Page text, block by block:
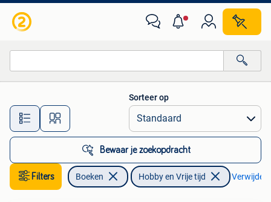
Alle afstanden…
Sorteer op
Bewaar je zoekopdracht
Filters Boeken Hobby en Vrije tijd Verwijder